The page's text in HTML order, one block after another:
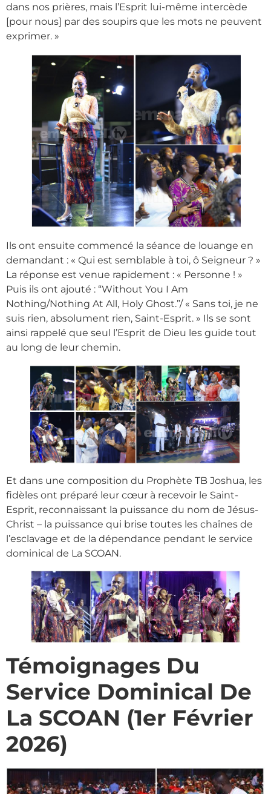
dans nos prières, mais l’Esprit lui-même intercède
[pour nous] par des soupirs que les mots ne peuvent
exprimer. »
Ils ont ensuite commencé la séance de louange en
demandant : « Qui est semblable à toi, ô Seigneur ? »
La réponse est venue rapidement : « Personne ! »
Puis ils ont ajouté : “Without You I Am
Nothing/Nothing At All, Holy Ghost.”/ « Sans toi, je ne
suis rien, absolument rien, Saint-Esprit. » Ils se sont
ainsi rappelé que seul l’Esprit de Dieu les guide tout
au long de leur chemin.
Et dans une composition du Prophète TB Joshua, les
fidèles ont préparé leur cœur à recevoir le Saint-
Esprit, reconnaissant la puissance du nom de Jésus-
Christ – la puissance qui brise toutes les chaînes de
l’esclavage et de la dépendance pendant le service
dominical de La SCOAN.
Témoignages Du
Service Dominical De
La SCOAN (1er Février
2026)